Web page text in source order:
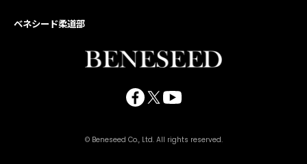
ベネシード柔道部
© Beneseed Co., Ltd. All rights reserved.